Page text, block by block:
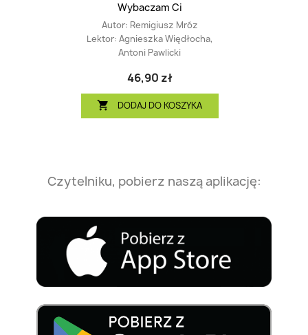
Wybaczam Ci
Autor: Remigiusz Mróz
Lektor: Agnieszka Więdłocha,
Antoni Pawlicki
46,90 zł
 DODAJ DO KOSZYKA
Czytelniku, pobierz naszą aplikację: